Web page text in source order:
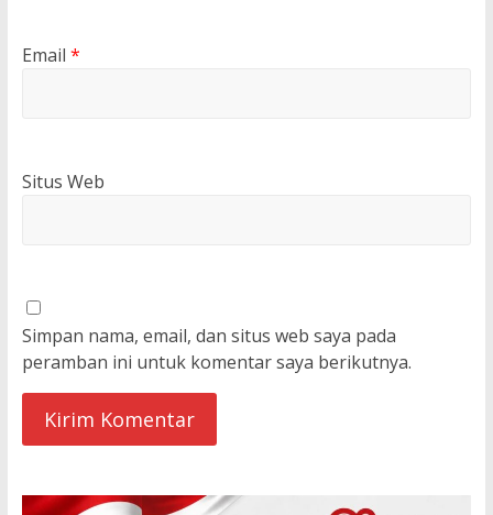
Email *
Situs Web
Simpan nama, email, dan situs web saya pada
peramban ini untuk komentar saya berikutnya.